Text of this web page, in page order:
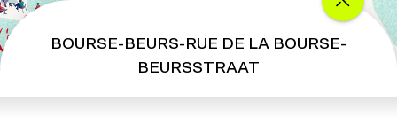
BOURSE-BEURS-RUE DE LA BOURSE-
BEURSSTRAAT